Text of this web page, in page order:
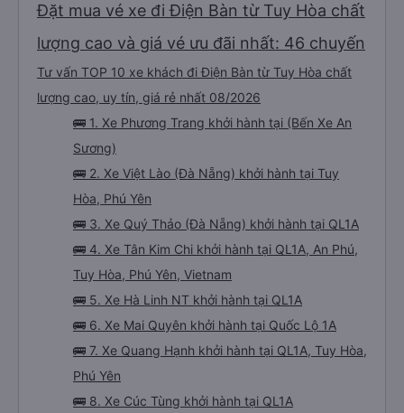
Đặt mua vé xe đi Điện Bàn từ Tuy Hòa chất
lượng cao và giá vé ưu đãi nhất: 46 chuyến
Tư vấn TOP 10 xe khách đi Điện Bàn từ Tuy Hòa chất
lượng cao, uy tín, giá rẻ nhất 08/2026
🚌 1. Xe Phương Trang khởi hành tại (Bến Xe An
Sương)
🚌 2. Xe Việt Lào (Đà Nẵng) khởi hành tại Tuy
Hòa, Phú Yên
🚌 3. Xe Quý Thảo (Đà Nẵng) khởi hành tại QL1A
🚌 4. Xe Tân Kim Chi khởi hành tại QL1A, An Phú,
Tuy Hòa, Phú Yên, Vietnam
🚌 5. Xe Hà Linh NT khởi hành tại QL1A
🚌 6. Xe Mai Quyên khởi hành tại Quốc Lộ 1A
🚌 7. Xe Quang Hạnh khởi hành tại QL1A, Tuy Hòa,
Phú Yên
🚌 8. Xe Cúc Tùng khởi hành tại QL1A